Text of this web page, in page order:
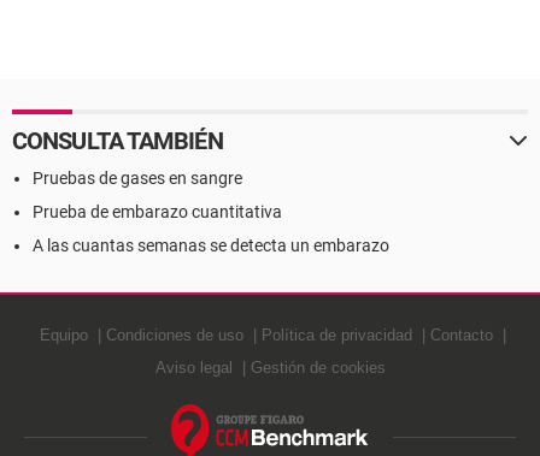
CONSULTA TAMBIÉN
Pruebas de gases en sangre
Prueba de embarazo cuantitativa
A las cuantas semanas se detecta un embarazo
Equipo Condiciones de uso Política de privacidad
Contacto
Aviso legal
Gestión de cookies